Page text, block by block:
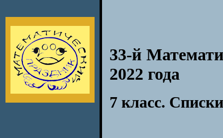
33-й
2022 года
7 класс.